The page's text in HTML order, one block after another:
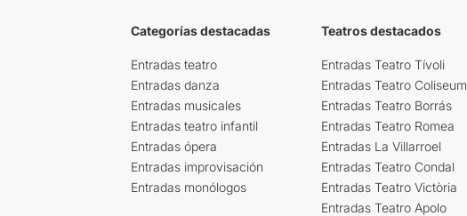
Categorías destacadas
Entradas teatro
Entradas danza
Entradas musicales
Entradas teatro infantil
Entradas ópera
Entradas improvisación
Entradas monólogos
Teatros destacados
Entradas Teatro Tívoli
Entradas Teatro Coliseum
Entradas Teatro Borrás
Entradas Teatro Romea
Entradas La Villarroel
Entradas Teatro Condal
Entradas Teatro Victòria
Entradas Teatro Apolo